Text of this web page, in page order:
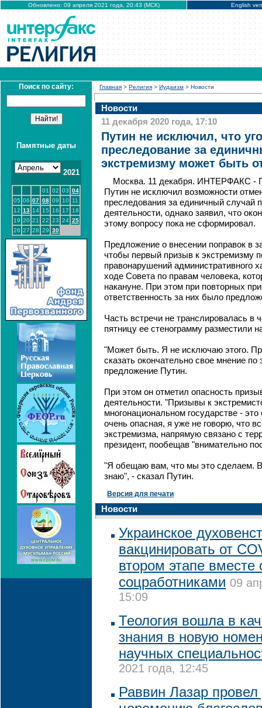
Обновлено: 09 апреля 2021 года, 20:43 (МСК) English
Поиск по сайту:
Памятные даты
2021
01 02 03 04
05 06 07 08 09 10
11
12 13 14 15 16 17
18
19 20 21 22 23 24 25
26 27 28 29 30
Главная > Религия > Иудаизм > Новости
Новости
11 декабря 2020 года, 17:10
Путин не исключил, что
преследование за
экстремизму может быть
Москва. 11 декабря. ИНТЕРФАКС -
Путин не исключил возможности
преследования за единичный случай
деятельности, однако заявил, что
этому вопросу пока не сформировал.
Предложение о внесении поправок в
чтобы первый призыв к экстремизму
правонарушений административного
ходе Совета по правам человека,
накануне. При этом при повторных
ответственность за них было
Часть встречи не транслировалась в
пятницу ее стенограмму разместили
"Может быть. Я не исключаю этого.
сказать окончательно свое мнение
предложение Путин.
При этом он отметил опасность
деятельности. "Призывы к
многонациональном государстве -
очень опасная, я уже не говорю, что
экстремизма, напрямую связано с
президент, пообещав "внимательно
"Я обещаю вам, что мы это сделаем.
знаю", - сказал Путин.
Версия для печати
Новости
Украинское
вакцинировать от
втором этапе вместе
соцработниками 09
15:09
Теология вошла в
знания в новую
научных
2021 года, 12:45
Раввин Лазар